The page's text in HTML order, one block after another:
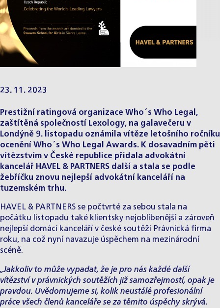
23. 11. 2023
Prestižní ratingová organizace Who´s Who Legal,
zaštítěná společností Lexology, na galavečeru v
Londýně 9. listopadu oznámila vítěze letošního ročníku
ocenění Who´s Who Legal Awards. K dosavadním pěti
vítězstvím v České republice přidala advokátní
kancelář HAVEL & PARTNERS další a stala se podle
žebříčku znovu nejlepší advokátní kanceláří na
tuzemském trhu.
HAVEL & PARTNERS se počtvrté za sebou stala na
počátku listopadu také klientsky nejoblíbenější a zároveň
nejlepší domácí kanceláří v české soutěži Právnická firma
roku, na což nyní navazuje úspěchem na mezinárodní
scéně.
„Jakkoliv to může vypadat, že je pro nás každé další
vítězství v právnických soutěžích již samozřejmostí, opak je
pravdou. Uvědomujeme si, kolik neustálé profesionální
práce všech členů kanceláře se za těmito úspěchy skrývá.